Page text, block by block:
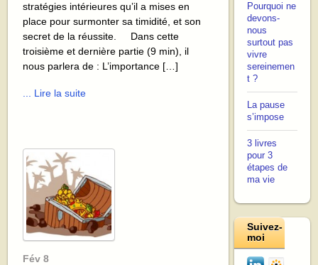
stratégies intérieures qu’il a mises en
place pour surmonter sa timidité, et son
secret de la réussite. Dans cette
troisième et dernière partie (9 min), il
nous parlera de : L’importance […]
... Lire la suite
Fév 8
Pourquoi ne
devons-
nous
surtout pas
vivre
sereinemen
t ?
La pause
s’impose
3 livres
pour 3
étapes de
ma vie
Suivez-
moi